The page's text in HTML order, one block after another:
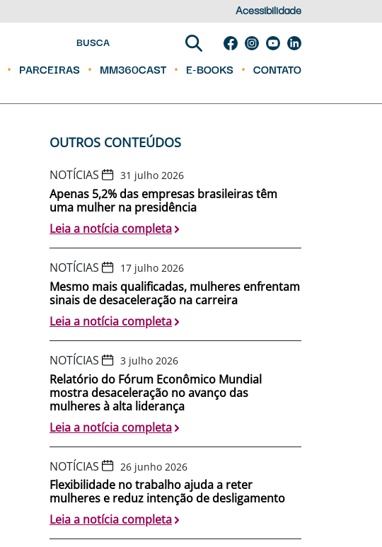
Acessibilidade
PARCEIRAS MM360CAST E-BOOKS CONTATO
OUTROS CONTEÚDOS
NOTÍCIAS 31 julho 2026
Apenas 5,2% das empresas brasileiras têm
uma mulher na presidência
Leia a notícia completa
NOTÍCIAS 17 julho 2026
Mesmo mais qualificadas, mulheres enfrentam
sinais de desaceleração na carreira
Leia a notícia completa
NOTÍCIAS 3 julho 2026
Relatório do Fórum Econômico Mundial
mostra desaceleração no avanço das
mulheres à alta liderança
Leia a notícia completa
NOTÍCIAS 26 junho 2026
Flexibilidade no trabalho ajuda a reter
mulheres e reduz intenção de desligamento
Leia a notícia completa